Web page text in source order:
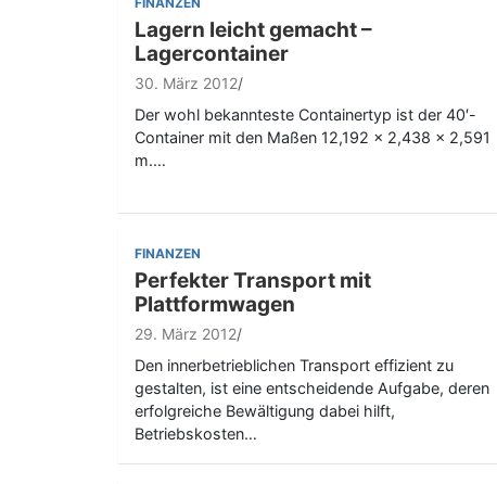
Lagern leicht gemacht –
Lagercontainer
30. März 2012
Der wohl bekannteste Containertyp ist der 40′-
Container mit den Maßen 12,192 × 2,438 × 2,591
m.…
FINANZEN
Perfekter Transport mit
Plattformwagen
29. März 2012
Den innerbetrieblichen Transport effizient zu
gestalten, ist eine entscheidende Aufgabe, deren
erfolgreiche Bewältigung dabei hilft,
Betriebskosten…